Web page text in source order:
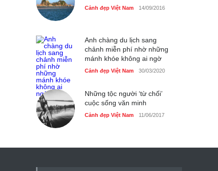
Cảnh đẹp Việt Nam 14/09/2016
Anh chàng du lịch sang
chảnh miễn phí nhờ những
mánh khóe không ai ngờ
Cảnh đẹp Việt Nam 30/03/2020
Những tộc người ‘từ chối’
cuộc sống văn minh
Cảnh đẹp Việt Nam 11/06/2017